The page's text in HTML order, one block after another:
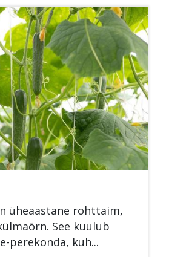
ühe­aas­ta­ne roht­taim,
See kuu­lub
pe­re­kon­da, kuh...